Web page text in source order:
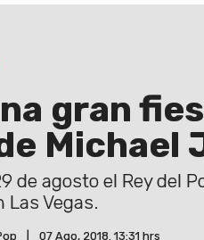
gran
Michael
de agosto el Rey del
Vegas.
07 Ago, 2018. 13:31 hrs